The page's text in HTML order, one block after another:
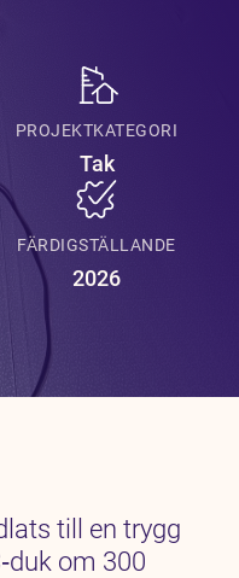
PROJEKTKATEGORI
Tak
FÄRDIGSTÄLLANDE
2026
till en trygg
om 300